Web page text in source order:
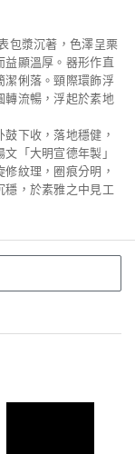
包漿沉著，色澤呈栗
益顯溫厚。器形作直
潔俐落。頸際環飾浮
轉流暢，浮起於素地
下收，落地穩健，
「大明宣德年製」
紋理，圈痕分明，
穩，於素雅之中見工